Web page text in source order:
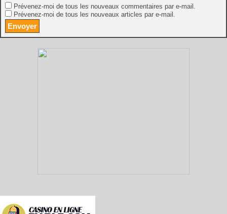
Prévenez-moi de tous les nouveaux commentaires par e-mail.
Prévenez-moi de tous les nouveaux articles par e-mail.